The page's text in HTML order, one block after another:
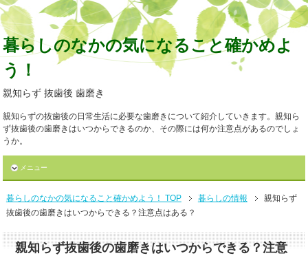
暮らしのなかの気になること確かめよ
う！
親知らず 抜歯後 歯磨き
親知らずの抜歯後の日常生活に必要な歯磨きについて紹介していきます。親知ら
ず抜歯後の歯磨きはいつからできるのか、その際には何か注意点があるのでしょ
うか。
メニュー
暮らしのなかの気になること確かめよう！ TOP 暮らしの情報
親知らず
抜歯後の歯磨きはいつからできる？注意点はある？
親知らず抜歯後の歯磨きはいつからできる？注意